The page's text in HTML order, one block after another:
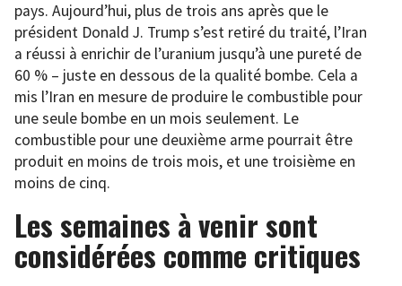
pays. Aujourd’hui, plus de trois ans après que le
président Donald J. Trump s’est retiré du traité, l’Iran
a réussi à enrichir de l’uranium jusqu’à une pureté de
60 % – juste en dessous de la qualité bombe. Cela a
mis l’Iran en mesure de produire le combustible pour
une seule bombe en un mois seulement. Le
combustible pour une deuxième arme pourrait être
produit en moins de trois mois, et une troisième en
moins de cinq.
Les semaines à venir sont
considérées comme critiques